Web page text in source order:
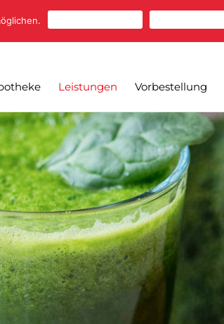
Leistungen Vorbestellung